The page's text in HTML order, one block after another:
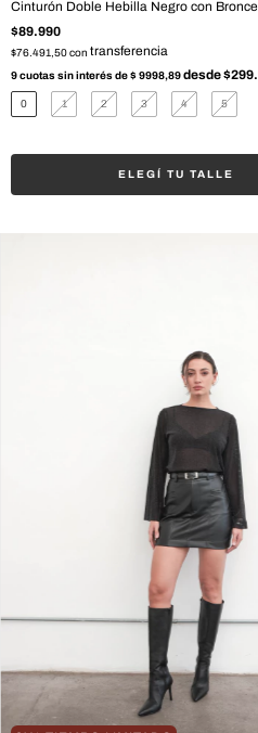
Cinturón Doble Hebilla Negro con Bronce
$89.990
$76.491,50con
9cuotas sin interés de$ 9998,89
0 1 2 3 4 5
ELEGÍ TU TALLE